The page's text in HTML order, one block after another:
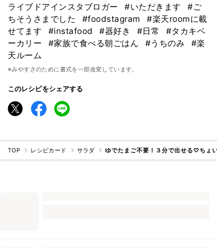
ライブドアインスタブロガー
#いただきます
#ご
ちそうさまでした
#foodstagram
#楽天roomに載
せてます
#instafood #器好き #日常
#タカキベ
ーカリー
#家族で食べる朝ごはん #うちのみ
#楽
天ルーム
※みやすさのために書式を一部改変しています。
このレシピをシェアする
TOP レシピカード サラダ ゆでたまご不要！３分で出せる♡ちょ